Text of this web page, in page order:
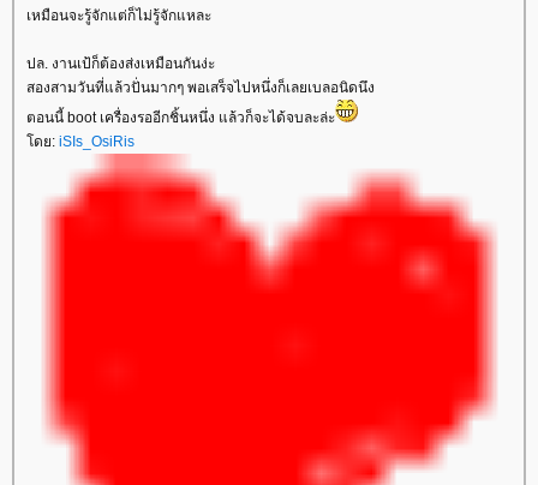
เหมือนจะรู้จักแต่ก็ไม่รู้จักแหละ
ปล. งานเป้ก็ต้องส่งเหมือนกันง่ะ
สองสามวันที่แล้วปั่นมากๆ พอเสร็จไปหนึ่งก็เลยเบลอนิดนึง
ตอนนี้ boot เครื่องรออีกชิ้นหนึ่ง แล้วก็จะได้จบละล่ะ
ดย: iSIs_OsiRis